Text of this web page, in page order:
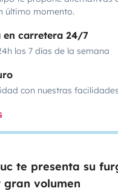
último momento.
en carretera 24/7
los 7 días de la semana
con nuestras
te presenta su
gran volumen